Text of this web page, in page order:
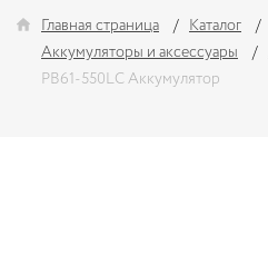
Главная страница
Каталог
Аккумуляторы и аксессуары
PB61-550LC Аккумулятор